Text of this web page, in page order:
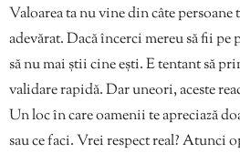
Valoarea ta nu vine din câte persoane
adevărat. Dacă încerci mereu să fii
să nu mai știi cine ești. E tentant să
validare rapidă. Dar uneori, aceste
Un loc în care oamenii te apreciază
sau ce faci. Vrei respect real? Atunci